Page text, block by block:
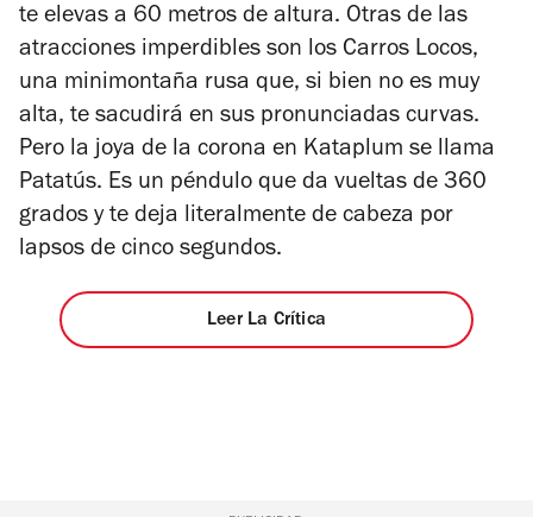
te elevas a 60 metros de altura. Otras de las
atracciones imperdibles son los Carros Locos,
una minimontaña rusa que, si bien no es muy
alta, te sacudirá en sus pronunciadas curvas.
Pero la joya de la corona en Kataplum se llama
Patatús. Es un péndulo que da vueltas de 360
grados y te deja literalmente de cabeza por
lapsos de cinco segundos.
Leer La Crítica